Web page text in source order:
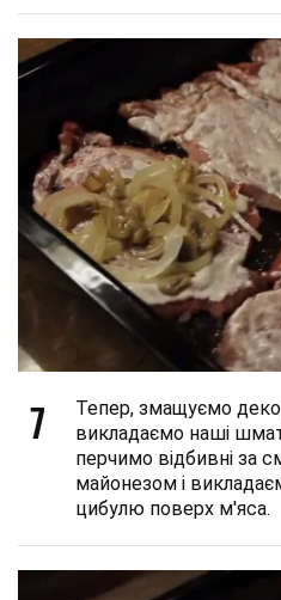
7
Тепер, змащуємо
викладаємо наші
перчимо відбивні за
майонезом і
цибулю поверх м'яса.